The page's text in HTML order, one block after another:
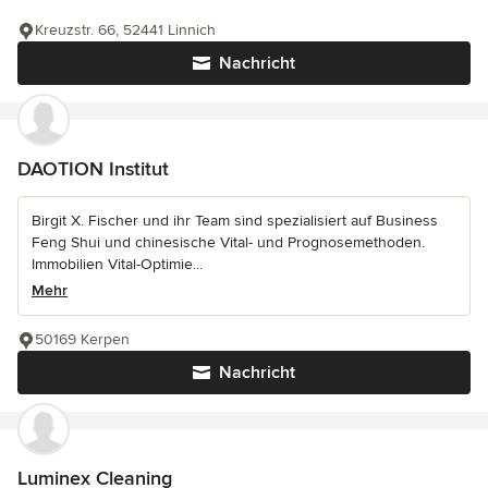
Nachricht
Kreuzstr. 66, 52441 Linnich
DAOTION Institut
Birgit X. Fischer und ihr Team sind spezialisiert auf Business
Feng Shui und chinesische Vital- und Prognosemethoden.
Immobilien Vital-Optimie...
Mehr
Nachricht
50169 Kerpen
Luminex Cleaning